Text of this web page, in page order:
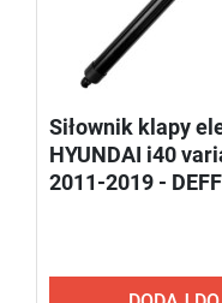
Siłownik klapy
HYUNDAI i40
2011-2019 -